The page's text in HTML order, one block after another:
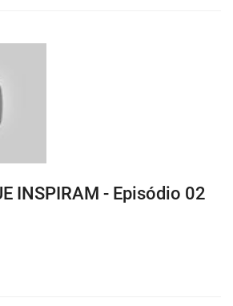
INSPIRAM - Episódio 02